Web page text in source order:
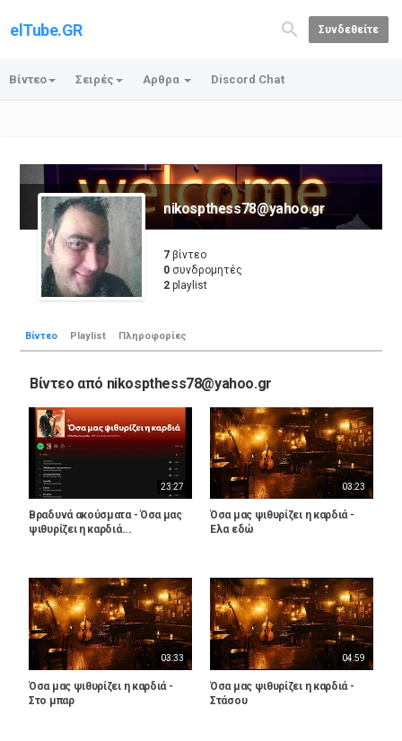
elTube.GR Συνδεθείτε
Βίντεο Σειρές Αρθρα Discord Chat
nikospthess78@yahoo.gr
7 βίντεο
0 συνδρομητές
2 playlist
Βίντεο Playlist Πληροφορίες
Βίντεο από nikospthess78@yahoo.gr
23:27
Βραδυνά ακούσματα - Όσα μας
ψιθυρίζει η καρδιά...
03:23
Όσα μας ψιθυρίζει η καρδιά -
Έλα εδώ
03:33
Όσα μας ψιθυρίζει η καρδιά -
Στο μπαρ
04:59
Όσα μας ψιθυρίζει η καρδιά -
Στάσου